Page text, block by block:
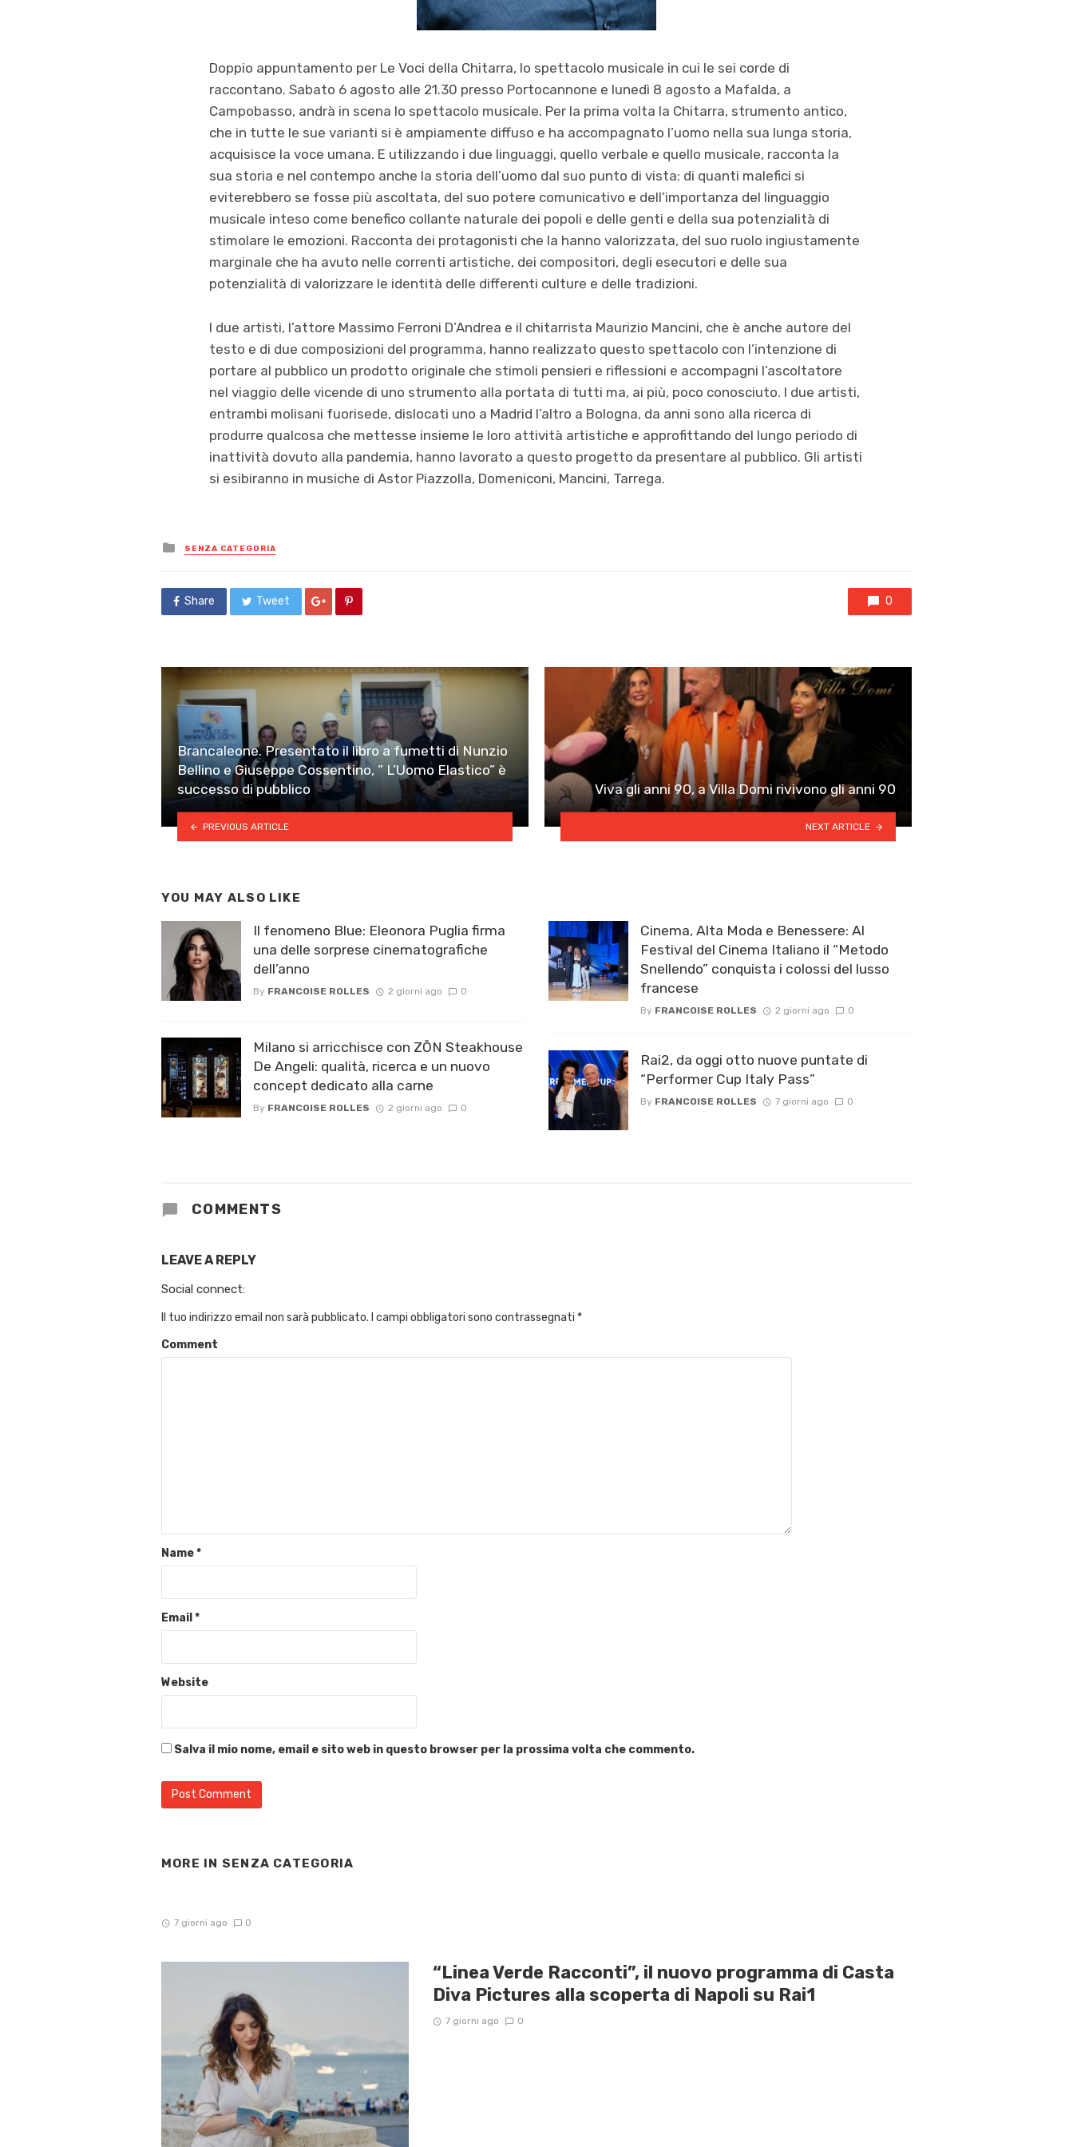
Doppio appuntamento per Le Voci della Chitarra, lo spettacolo musicale in cui le sei corde di
raccontano. Sabato 6 agosto alle 21.30 presso Portocannone e lunedì 8 agosto a Mafalda, a
Campobasso, andrà in scena lo spettacolo musicale. Per la prima volta la Chitarra, strumento antico,
che in tutte le sue varianti si è ampiamente diffuso e ha accompagnato l’uomo nella sua lunga storia,
acquisisce la voce umana. E utilizzando i due linguaggi, quello verbale e quello musicale, racconta la
sua storia e nel contempo anche la storia dell’uomo dal suo punto di vista: di quanti malefici si
eviterebbero se fosse più ascoltata, del suo potere comunicativo e dell’importanza del linguaggio
musicale inteso come benefico collante naturale dei popoli e delle genti e della sua potenzialità di
stimolare le emozioni. Racconta dei protagonisti che la hanno valorizzata, del suo ruolo ingiustamente
marginale che ha avuto nelle correnti artistiche, dei compositori, degli esecutori e delle sua
potenzialità di valorizzare le identità delle differenti culture e delle tradizioni.
I due artisti, l’attore Massimo Ferroni D’Andrea e il chitarrista Maurizio Mancini, che è anche autore del
testo e di due composizioni del programma, hanno realizzato questo spettacolo con l’intenzione di
portare al pubblico un prodotto originale che stimoli pensieri e riflessioni e accompagni l’ascoltatore
nel viaggio delle vicende di uno strumento alla portata di tutti ma, ai più, poco conosciuto. I due artisti,
entrambi molisani fuorisede, dislocati uno a Madrid l’altro a Bologna, da anni sono alla ricerca di
produrre qualcosa che mettesse insieme le loro attività artistiche e approfittando del lungo periodo di
inattività dovuto alla pandemia, hanno lavorato a questo progetto da presentare al pubblico. Gli artisti
si esibiranno in musiche di Astor Piazzolla, Domeniconi, Mancini, Tarrega.
Posted
in
SENZA CATEGORIA
Share Tweet 0
Brancaleone. Presentato il libro a fumetti di Nunzio
Bellino e Giuseppe Cossentino, ” L’Uomo Elastico” è
successo di pubblico
PREVIOUS ARTICLE
Viva gli anni 90, a Villa Domi rivivono gli anni 90
NEXT ARTICLE
YOU MAY ALSO LIKE
Il fenomeno Blue: Eleonora Puglia firma
una delle sorprese cinematografiche
dell’anno
By FRANCOISE ROLLES 2 giorni ago 0
Milano si arricchisce con ZŌN Steakhouse
De Angeli: qualità, ricerca e un nuovo
concept dedicato alla carne
By FRANCOISE ROLLES 2 giorni ago 0
Cinema, Alta Moda e Benessere: Al
Festival del Cinema Italiano il “Metodo
Snellendo” conquista i colossi del lusso
francese
By FRANCOISE ROLLES 2 giorni ago 0
Rai2, da oggi otto nuove puntate di
“Performer Cup Italy Pass”
By FRANCOISE ROLLES 7 giorni ago 0
COMMENTS
LEAVE A REPLY
Social connect:
Il tuo indirizzo email non sarà pubblicato. I campi obbligatori sono contrassegnati *
Comment
Name*
Email *
Website
Salva il mio nome, email e sito web in questo browser per la prossima volta che commento.
MORE IN SENZA CATEGORIA
7 giorni ago 0
“Linea Verde Racconti”, il nuovo programma di Casta
Diva Pictures alla scoperta di Napoli su Rai1
7 giorni ago 0